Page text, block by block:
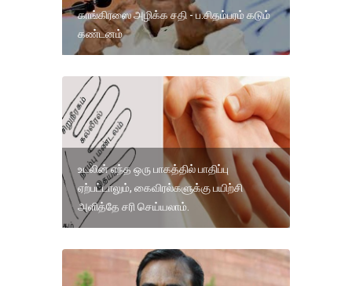
காங்கிரஸை அழிக்க சதி - ப.சிதம்பரம் கடும்
கண்டனம்
உடலின் எந்த ஒரு பாகத்தில் பாதிப்பு
ஏற்பட்டாலும், கைவிரல்களுக்கு பயிற்சி
அளித்தே சரி செய்யலாம்.